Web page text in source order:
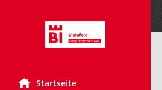
Startseite